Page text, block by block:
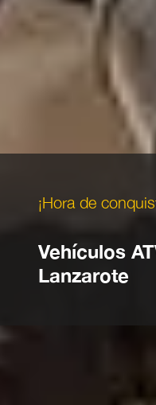
¡Hora de
Vehículos
Lanzarote